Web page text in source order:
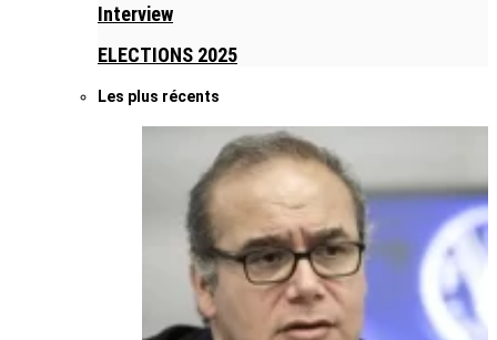
Interview
ELECTIONS 2025
Les plus récents